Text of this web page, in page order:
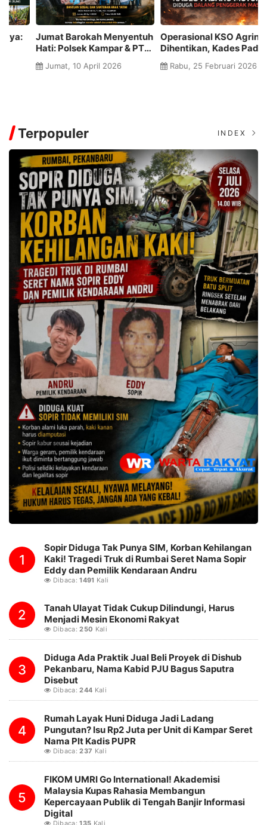
Jumat Barokah Menyentuh
Hati: Polsek Kampar & PT
Hadirkan Senyum untuk
Jumat, 10 April 2026
Operasional KSO Agrinas
Dihentikan, Kades Padang
Penggerak Massa
Rabu, 25 Februari 2026
Terpopuler INDEX
1
Sopir Diduga Tak Punya SIM, Korban Kehilangan
Kaki! Tragedi Truk di Rumbai Seret Nama Sopir
Eddy dan Pemilik Kendaraan Andru
Dibaca:1491 Kali
2
Tanah Ulayat Tidak Cukup Dilindungi, Harus
Menjadi Mesin Ekonomi Rakyat
Dibaca:250 Kali
3
Diduga Ada Praktik Jual Beli Proyek di Dishub
Pekanbaru, Nama Kabid PJU Bagus Saputra
Disebut
Dibaca:244 Kali
4
Rumah Layak Huni Diduga Jadi Ladang
Pungutan? Isu Rp2 Juta per Unit di Kampar Seret
Nama Plt Kadis PUPR
Dibaca:237 Kali
5
FIKOM UMRI Go International! Akademisi
Malaysia Kupas Rahasia Membangun
Kepercayaan Publik di Tengah Banjir Informasi
Digital
Dibaca:135 Kali